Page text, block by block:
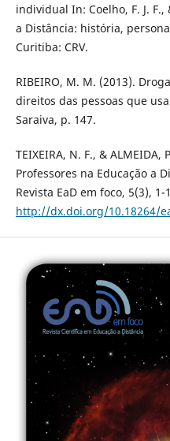
individual In: Coelho, F. J. F.,
a Distância: história,
Curitiba: CRV.
RIBEIRO, M. M. (2013).
direitos das pessoas que
Saraiva, p. 147.
TEIXEIRA, N. F., & ALMEIDA,
Professores na Educação a
Revista EaD em foco, 5(3), 1-
http://dx.doi.org/10.18264/